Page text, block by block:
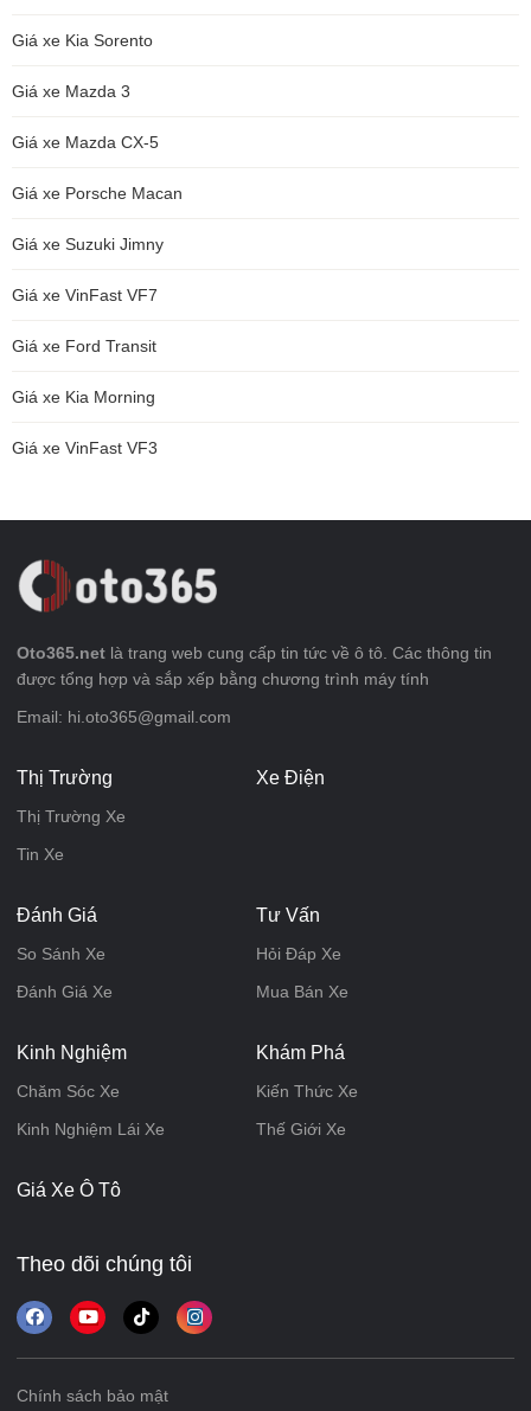
Giá xe Kia Sorento
Giá xe Mazda 3
Giá xe Mazda CX-5
Giá xe Porsche Macan
Giá xe Suzuki Jimny
Giá xe VinFast VF7
Giá xe Ford Transit
Giá xe Kia Morning
Giá xe VinFast VF3
Oto365.net là trang web cung cấp tin tức về ô tô. Các thông tin
được tổng hợp và sắp xếp bằng chương trình máy tính
Email: hi.oto365@gmail.com
Thị Trường
Thị Trường Xe
Tin Xe
Xe Điện
Đánh Giá
So Sánh Xe
Đánh Giá Xe
Tư Vấn
Hỏi Đáp Xe
Mua Bán Xe
Kinh Nghiệm
Chăm Sóc Xe
Kinh Nghiệm Lái Xe
Khám Phá
Kiến Thức Xe
Thế Giới Xe
Giá Xe Ô Tô
Theo dõi chúng tôi
Chính sách bảo mật